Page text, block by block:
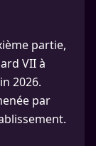
partie,
VII à
2026.
par